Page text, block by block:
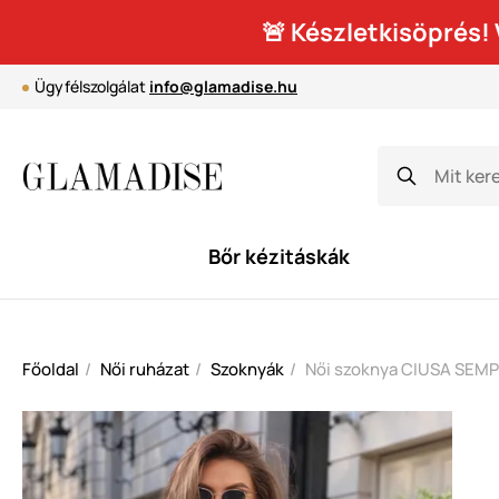
🚨 Készletkisöprés!
Ügyfélszolgálat info@glamadise.hu
Bőr kézitáskák
Főoldal Női ruházat Szoknyák Női szoknya CIUSA